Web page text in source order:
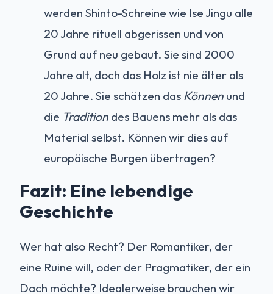
werden Shinto-Schreine wie Ise Jingu alle
20 Jahre rituell abgerissen und von
Grund auf neu gebaut. Sie sind 2000
Jahre alt, doch das Holz ist nie älter als
20 Jahre. Sie schätzen das Können und
die Tradition des Bauens mehr als das
Material selbst. Können wir dies auf
europäische Burgen übertragen?
Fazit: Eine lebendige
Geschichte
Wer hat also Recht? Der Romantiker, der
eine Ruine will, oder der Pragmatiker, der ein
Dach möchte? Idealerweise brauchen wir